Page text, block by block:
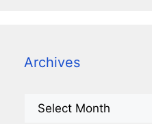
Archives
Archives